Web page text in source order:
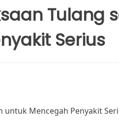
Tulang
Serius
untuk Mencegah Penyakit